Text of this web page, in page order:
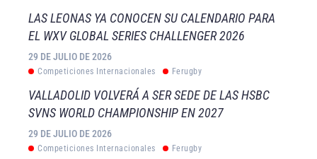
LAS LEONAS YA CONOCEN SU CALENDARIO PARA
EL WXV GLOBAL SERIES CHALLENGER 2026
29 DE JULIO DE 2026
Competiciones Internacionales Ferugby
VALLADOLID VOLVERÁ A SER SEDE DE LAS HSBC
SVNS WORLD CHAMPIONSHIP EN 2027
29 DE JULIO DE 2026
Competiciones Internacionales Ferugby